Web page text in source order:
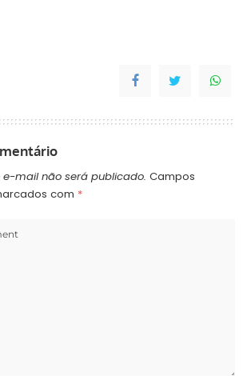
e-mail não será publicado. Campos
com *